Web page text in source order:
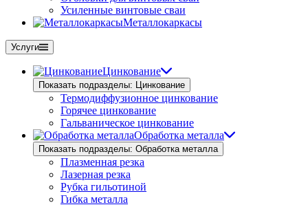
Усиленные винтовые сваи
Металлокаркасы
Услуги
Цинкование
Показать подразделы: Цинкование
Термодиффузионное цинкование
Горячее цинкование
Гальваническое цинкование
Обработка металла
Показать подразделы: Обработка металла
Плазменная резка
Лазерная резка
Рубка гильотиной
Гибка металла